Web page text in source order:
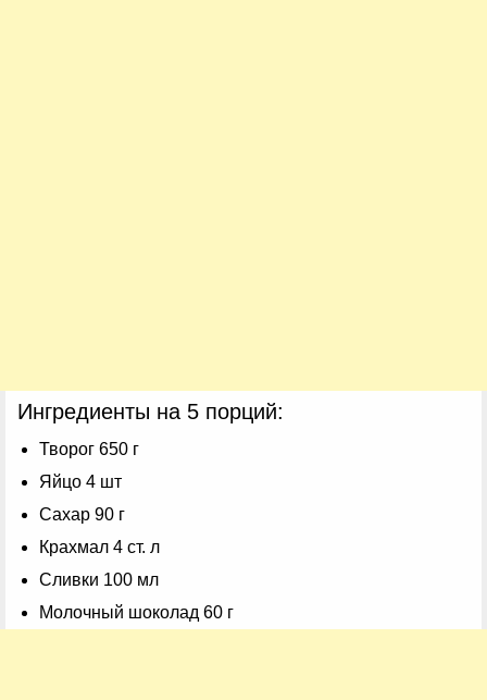
Ингредиенты на 5 порций:
Творог 650 г
Яйцо 4 шт
Сахар 90 г
Крахмал 4 ст. л
Сливки 100 мл
Молочный шоколад 60 г